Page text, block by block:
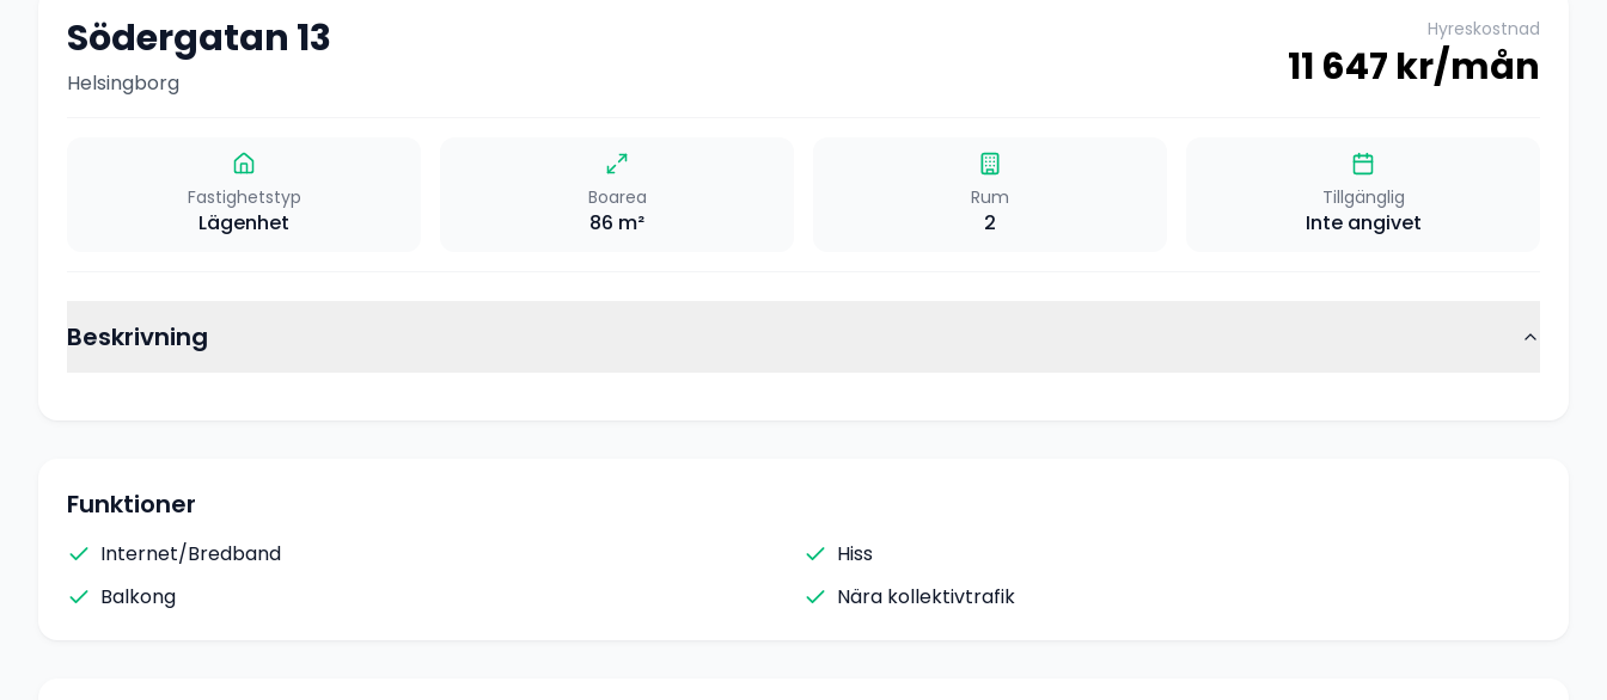
Södergatan 13
Helsingborg
Hyreskostnad
11 647 kr/mån
Fastighetstyp
Lägenhet
Boarea
86 m²
Rum
2
Tillgänglig
Inte angivet
Beskrivning
Funktioner
Internet/Bredband
Hiss
Balkong
Nära kollektivtrafik